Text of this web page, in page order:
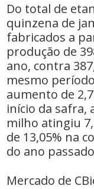
Do total de
quinzena de
fabricados a
produção de
ano, contra
mesmo
aumento de
início da safra,
milho atingiu
de 13,05% na
do ano
Mercado de